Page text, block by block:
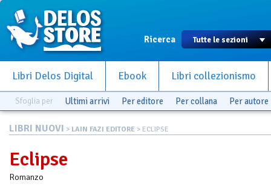
Ricerca
Libri Delos Digital Ebook Libri collezionismo
Sfoglia per Ultimi arrivi Per editore Per collana Per autore
LIBRI NUOVI > LAIN FAZI EDITORE > ECLIPSE
Eclipse
Romanzo